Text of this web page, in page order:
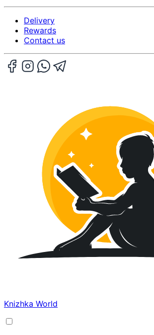
Delivery
Rewards
Contact us
Knizhka World